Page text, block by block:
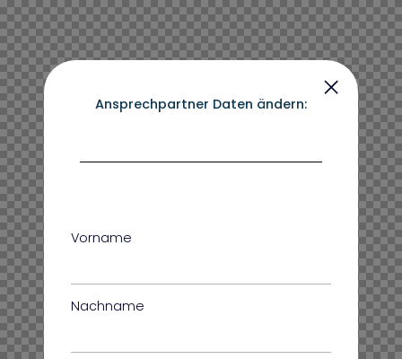
Ansprechpartner Daten ändern:
Vorname
Nachname